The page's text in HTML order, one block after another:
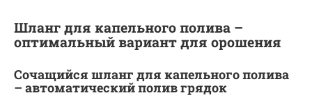
Шланг для капельного полива –
оптимальный вариант для орошения
Сочащийся шланг для капельного полива
– автоматический полив грядок